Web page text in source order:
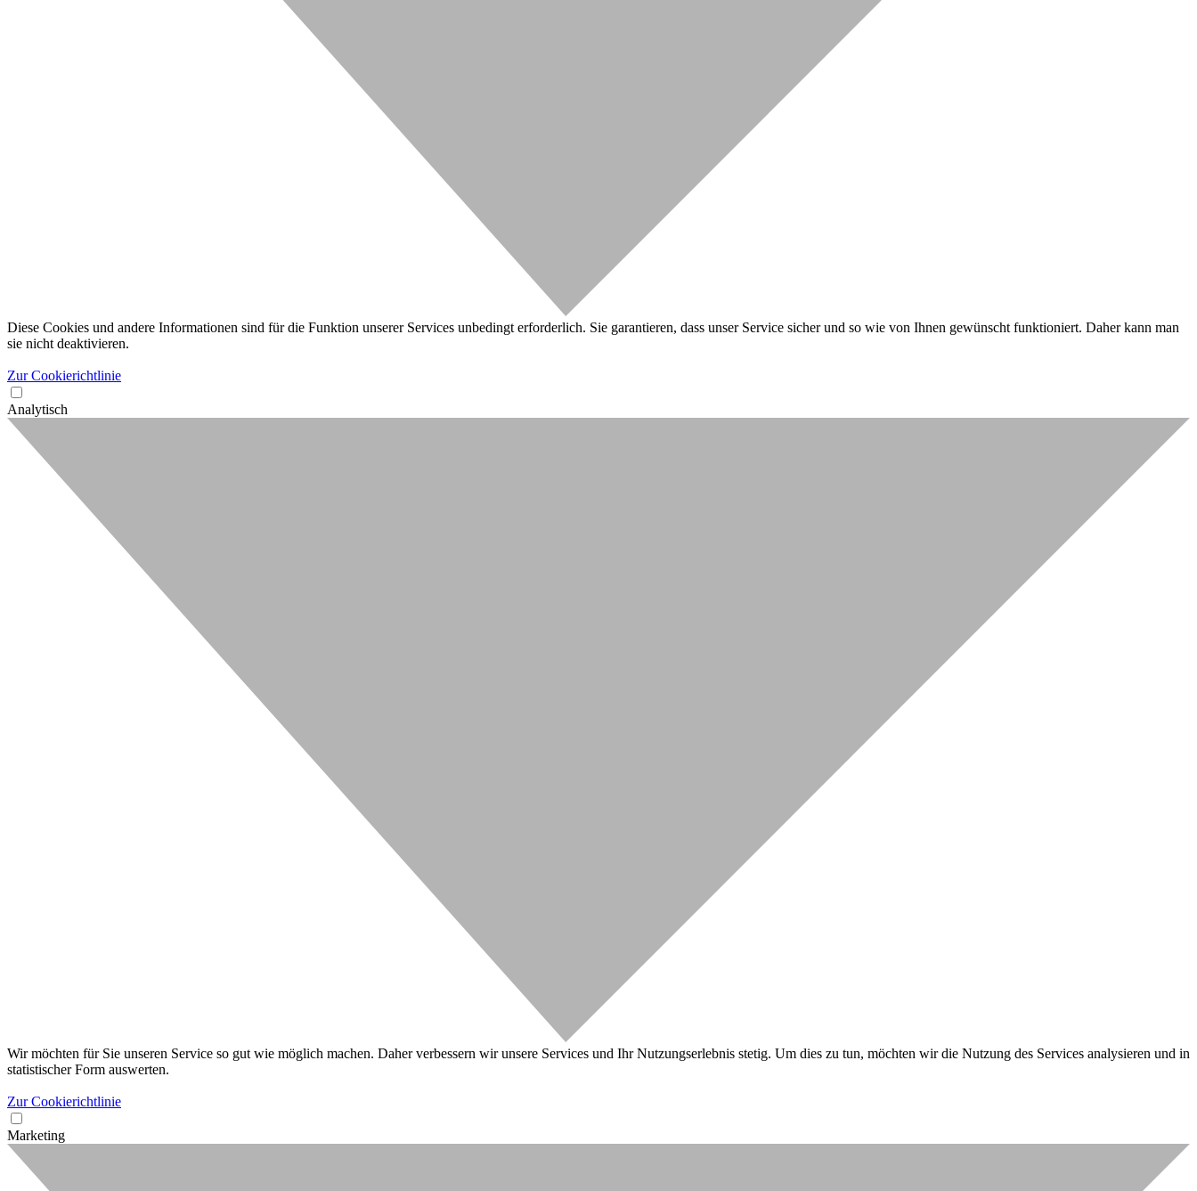
Diese Cookies und andere Informationen sind für die Funktion unserer Services unbedingt erforderlich. Sie garantieren, dass unser Service sicher und so wie von Ihnen gewünscht funktioniert. Daher kann man
sie nicht deaktivieren.
Zur Cookierichtlinie
Analytisch
Wir möchten für Sie unseren Service so gut wie möglich machen. Daher verbessern wir unsere Services und Ihr Nutzungserlebnis stetig. Um dies zu tun, möchten wir die Nutzung des Services analysieren und in
statistischer Form auswerten.
Zur Cookierichtlinie
Marketing